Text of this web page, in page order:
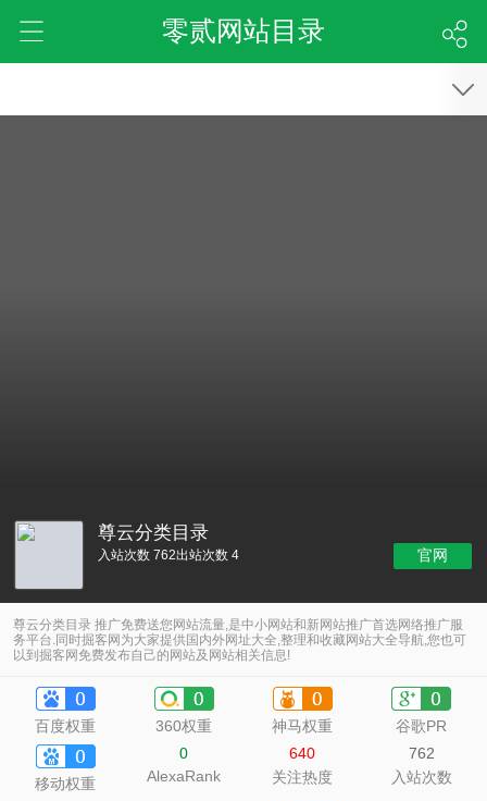
零贰网站目录
尊云分类目录
入站次数 762出站次数 4 官网
尊云分类目录 推广免费送您网站流量,是中小网站和新网站推广首选网络推广服
务平台.同时掘客网为大家提供国内外网址大全,整理和收藏网站大全导航,您也可
以到掘客网免费发布自己的网站及网站相关信息!
百度权重 360权重 神马权重 谷歌PR
移动权重
0
AlexaRank
640
关注热度
762
入站次数